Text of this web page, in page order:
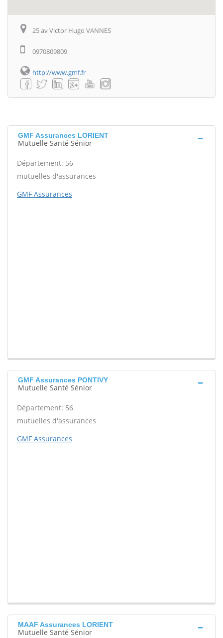
25 av Victor Hugo VANNES
0970809809
http://www.gmf.fr
GMF Assurances LORIENT
Mutuelle Santé Sénior
Département: 56
mutuelles d'assurances
GMF Assurances
GMF Assurances PONTIVY
Mutuelle Santé Sénior
Département: 56
mutuelles d'assurances
GMF Assurances
MAAF Assurances LORIENT
Mutuelle Santé Sénior